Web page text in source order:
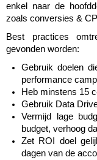
enkel naar de
zoals conversies &
Best practices
gevonden worden:
Gebruik doelen
performance
Heb minstens 15
Gebruik Data
Vermijd lage
budget, verhoog
Zet ROI doel
dagen van de